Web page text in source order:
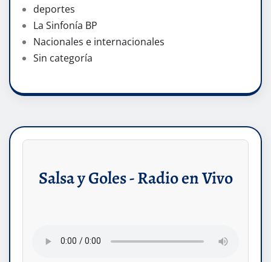
deportes
La Sinfonía BP
Nacionales e internacionales
Sin categoría
Salsa y Goles - Radio en Vivo